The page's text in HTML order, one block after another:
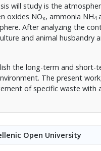
will study is the
oxides NOx, ammonia NH4
After analyzing the
and animal
the long-term and
The present
of specific waste with
Open University